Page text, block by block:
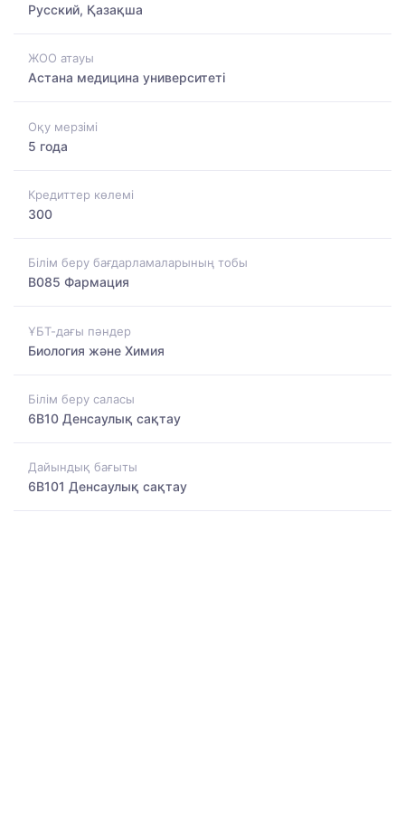
Русский, Қазақша
ЖОО атауы
Астана медицина университеті
Оқу мерзімі
5 года
Кредиттер көлемі
300
Білім беру бағдарламаларының тобы
B085 Фармация
ҰБТ-дағы пәндер
Биология және Химия
Білім беру саласы
6B10 Денсаулық сақтау
Дайындық бағыты
6B101 Денсаулық сақтау